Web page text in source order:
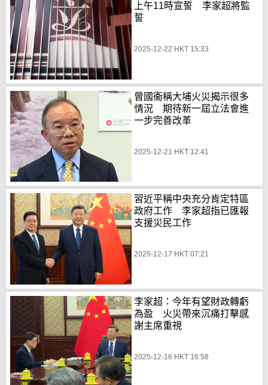
上午11時宣誓 李家超將監
誓
2025-12-22 HKT 15:33
曾國衞稱大埔火災揭示很多
情況 期待新一屆立法會進
一步完善改革
2025-12-21 HKT 12:41
習近平稱中央充分肯定特區
政府工作 李家超指已匯報
支援災民工作
2025-12-17 HKT 07:21
李家超：今年有望財政轉虧
為盈 火災帶來沉痛打擊感
謝主席重視
2025-12-16 HKT 16:58